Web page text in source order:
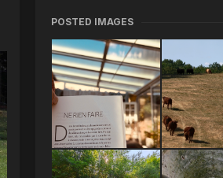
POSTED IMAGES